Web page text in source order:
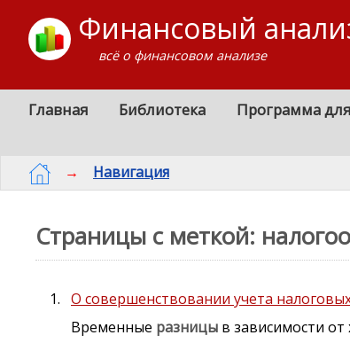
Финансовый
всё о финансовом анализе
Главная Библиотека Программа
→ Навигация
Страницы с меткой:
О совершенствовании учета
Временные разницы в зависимости от